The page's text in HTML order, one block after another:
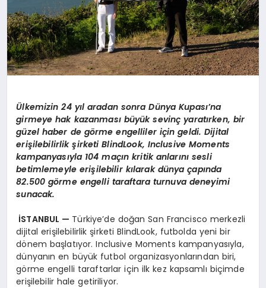
Ülkemizin 24 yıl aradan sonra Dünya Kupası’na
girmeye hak kazanması büyük sevinç yaratırken, bir
güzel haber de görme engelliler için geldi. Dijital
erişilebilirlik şirketi BlindLook, Inclusive Moments
kampanyasıyla 104 maçın kritik anlarını sesli
betimlemeyle erişilebilir kılarak dünya çapında
82.500 görme engelli taraftara turnuva deneyimi
sunacak.
İSTANBUL — Türkiye’de doğan San Francisco merkezli
dijital erişilebilirlik şirketi BlindLook, futbolda yeni bir
dönem başlatıyor. Inclusive Moments kampanyasıyla,
dünyanın en büyük futbol organizasyonlarından biri,
görme engelli taraftarlar için ilk kez kapsamlı biçimde
erişilebilir hale getiriliyor.